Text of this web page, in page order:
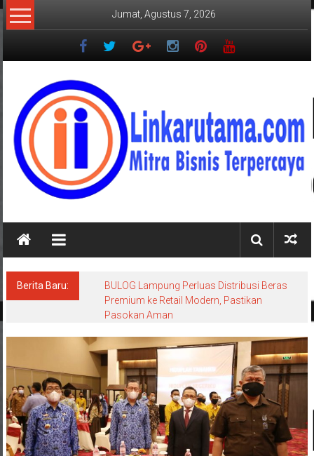
Lompat
ke
Jumat, Agustus 7, 2026
LINKARUTAMA.COM
Mitra
Terpercaya
Berita Baru:
BULOG Lampung Perluas Distribusi Beras
Premium ke Retail Modern, Pastikan
Pasokan Aman